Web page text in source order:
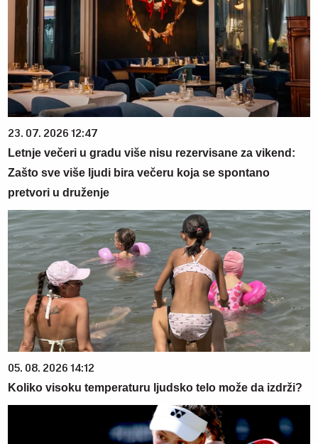
23. 07. 2026 12:47
Letnje večeri u gradu više nisu rezervisane za vikend:
Zašto sve više ljudi bira večeru koja se spontano
pretvori u druženje
05. 08. 2026 14:12
Koliko visoku temperaturu ljudsko telo može da izdrži?